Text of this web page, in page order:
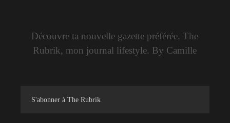
Découvre ta nouvelle gazette préférée. The
Rubrik, mon journal lifestyle. By Camille